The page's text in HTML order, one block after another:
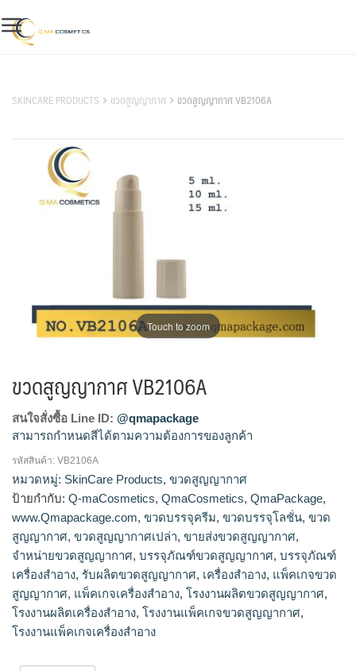
to
content
SKINCARE PRODUCTS ขวดสูญญากาศ ขวดสูญญากาศ VB2106A
Touch to zoom
ขวดสูญญากาศ VB2106A
สนใจสั่งซื้อ Line ID: @qmapackage
สามารถกำหนดสีได้ตามความต้องการของลูกค้า
โรงงานผลิตขวดสูญญากาศ,ขายส่งขวดสูญญากาศ,จำหน่ายขวด
สูญญากาศ,รับผลิตขวดสูญญากาศ
รหัสสินค้า: VB2106A
หมวดหมู่: SkinCare Products, ขวดสูญญากาศ
ป้ายกำกับ: Q-maCosmetics, QmaCosmetics, QmaPackage,
www.Qmapackage.com, ขวดบรรจุครีม, ขวดบรรจุโลชั่น, ขวด
สูญญากาศ, ขวดสูญญากาศเปล่า, ขายส่งขวดสูญญากาศ,
จำหน่ายขวดสูญญากาศ, บรรจุภัณฑ์ขวดสูญญากาศ, บรรจุภัณฑ์
เครื่องสำอาง, รับผลิตขวดสูญญากาศ, เครื่องสำอาง, แพ็คเกจขวด
สูญญากาศ, แพ็คเกจเครื่องสำอาง, โรงงานผลิตขวดสูญญากาศ,
โรงงานผลิตเครื่องสำอาง, โรงงานแพ็คเกจขวดสูญญากาศ,
โรงงานแพ็คเกจเครื่องสำอาง